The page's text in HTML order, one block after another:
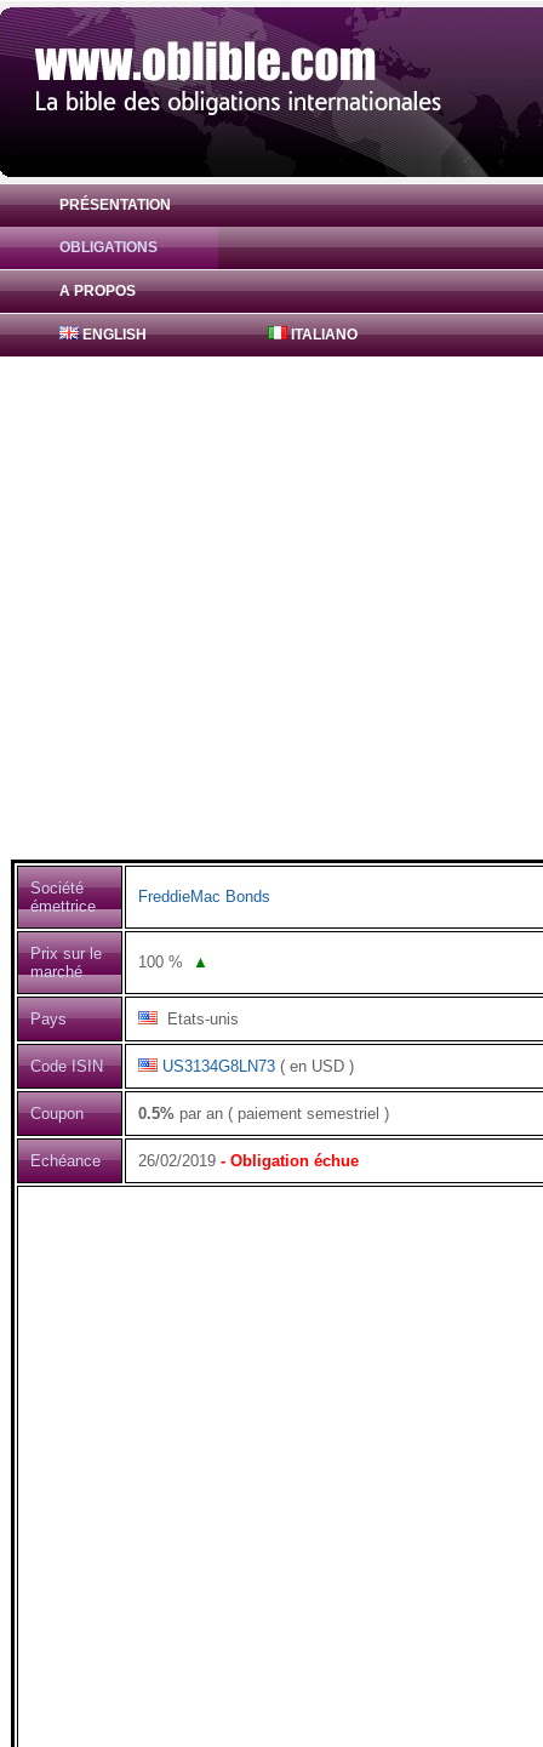
PRÉSENTATION
OBLIGATIONS
A PROPOS
ENGLISH ITALIANO
Obligation FreddieMac Bonds 0.5% (
Société
émettrice
FreddieMac Bonds
Prix sur le
marché
100 % ▲
Pays Etats-unis
Code ISIN US3134G8LN73 ( en USD )
Coupon 0.5% par an ( paiement semestriel )
Echéance 26/02/2019 - Obligation échue